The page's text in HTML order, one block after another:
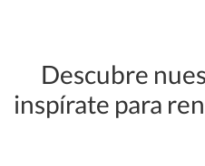
Descubre
inspírate para